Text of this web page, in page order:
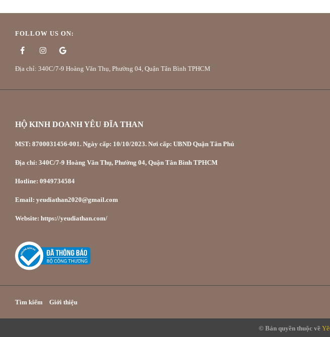
FOLLOW US ON:
Địa chỉ: 340C/7-9 Hoàng Văn Thụ, Phường 04, Quận Tân Bình TPHCM
HỘ KINH DOANH YÊU ĐĨA THAN
MST: 8700031456-001. Ngày cấp: 10/10/2023. Nơi cấp: UBND Quận Tân Phú
Địa chỉ: 340C/7-9 Hoàng Văn Thụ, Phường 04, Quận Tân Bình TPHCM
Hotline: 0949734584
Email: yeudiathan2020@gmail.com
Website: https://yeudiathan.com/
Tìm kiếm Giới thiệu
© Bản quyền thuộc về